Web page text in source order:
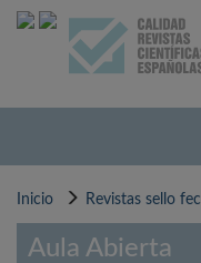
Pasar
Inicio Revistas sello
Aula Abierta